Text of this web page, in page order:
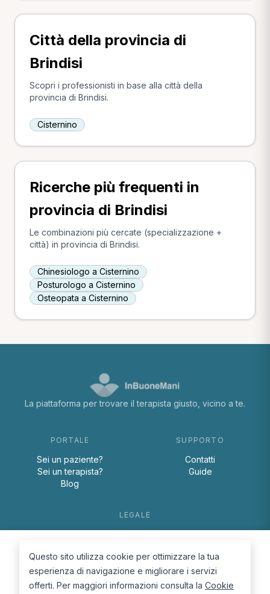
Città della provincia di
Brindisi
Scopri i professionisti in base alla città della
provincia di Brindisi.
Cisternino
Ricerche più frequenti in
provincia di Brindisi
Le combinazioni più cercate (specializzazione +
città) in provincia di Brindisi.
Chinesiologo a Cisternino
Posturologo a Cisternino
Osteopata a Cisternino
La piattaforma per trovare il terapista giusto, vicino a te.
PORTALE
Sei un paziente?
Sei un terapista?
Blog
SUPPORTO
Contatti
Guide
LEGALE
Cookie Policy
Questo sito utilizza cookie per ottimizzare la tua
esperienza di navigazione e migliorare i servizi
offerti. Per maggiori informazioni consulta la Cookie